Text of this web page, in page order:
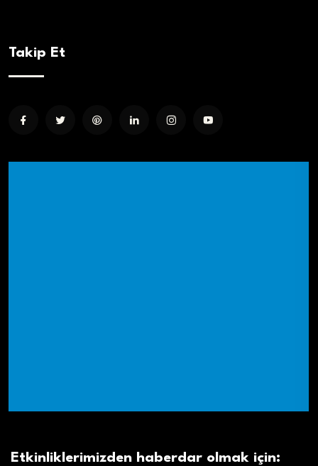
Takip Et
Etkinliklerimizden haberdar olmak için: